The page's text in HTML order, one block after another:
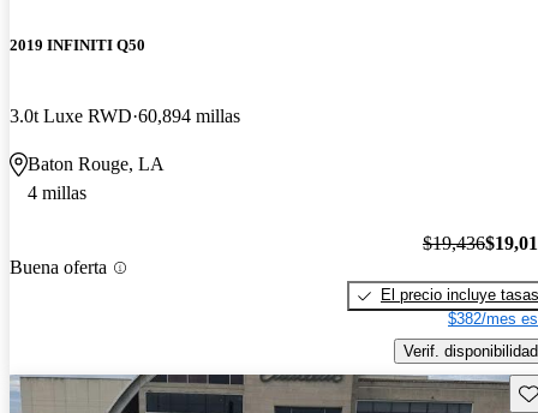
2019 INFINITI Q50
3.0t Luxe RWD 60,894 millas
Baton Rouge, LA
4 millas
Buena oferta
$19,436
El precio incluye tasas
$382/mes
Verif. disponibilidad